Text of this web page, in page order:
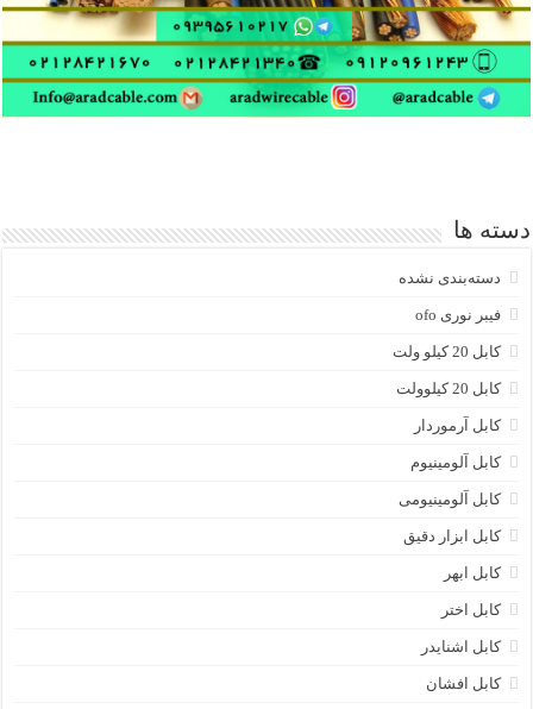
دسته ها
دسته‌بندی نشده
فیبر نوری ofo
کابل 20 کیلو ولت
کابل 20 کیلوولت
کابل آرموردار
کابل آلومینیوم
کابل آلومینیومی
کابل ابزار دقیق
کابل ابهر
کابل اختر
کابل اشنایدر
کابل افشان